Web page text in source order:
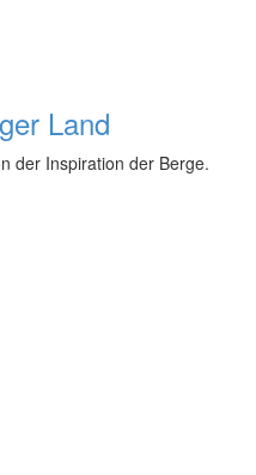
Land
der Inspiration der Berge.